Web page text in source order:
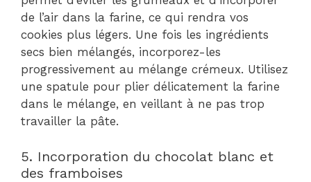
de l’air dans la farine, ce qui rendra vos
cookies plus légers. Une fois les ingrédients
secs bien mélangés, incorporez-les
progressivement au mélange crémeux. Utilisez
une spatule pour plier délicatement la farine
dans le mélange, en veillant à ne pas trop
travailler la pâte.
5. Incorporation du chocolat blanc et
des framboises